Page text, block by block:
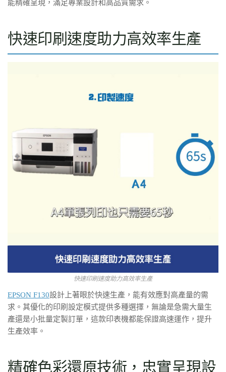
能精確呈現，滿足專業設計和高品質需求。
快速印刷速度助力高效率生產
快速印刷速度助力高效率生產
EPSON F130設計上著眼於快速生產，能有效應對高產量的需
求。其優化的印刷設定模式提供多種選擇，無論是急需大量生
產還是小批量定製訂單，這款印表機都能保證高速運作，提升
生產效率。
精確色彩還原技術，忠實呈現設